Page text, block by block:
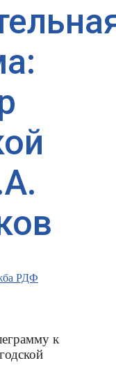
РДФ
к